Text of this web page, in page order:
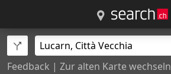
Feedback | Zur alten Karte wechseln